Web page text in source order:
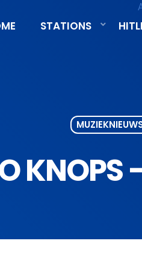
STATIONS
KNOPS